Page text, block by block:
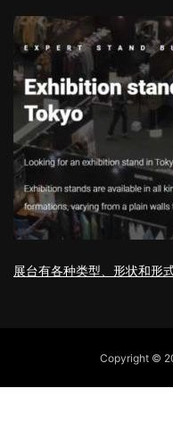
展台有各种类型、形状和形
Copyright ©